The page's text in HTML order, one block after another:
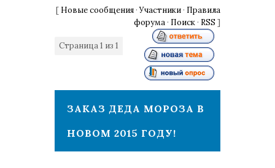
[ Новые сообщения ·Участники · Правила
форума · Поиск · RSS ]
Страница1 из 1
ЗАКАЗ ДЕДА МОРОЗА В
НОВОМ 2015 ГОДУ!